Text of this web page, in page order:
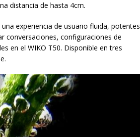
distancia de hasta 4cm.
experiencia de usuario fluida, potentes
conversaciones, configuraciones de
en el WIKO T50. Disponible en tres